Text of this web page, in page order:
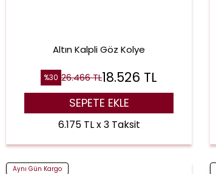
Altın Kalpli Göz Kolye
%30 26.466TL18.526 TL
SEPETE EKLE
6.175 TL x 3 Taksit
Aynı Gün Kargo